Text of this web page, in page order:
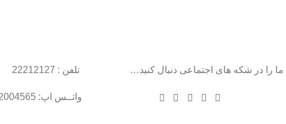
ما را در شکه های اجتماعی دنبال کنید… تلفن : 22212127
واتــس اپ: 09102004565